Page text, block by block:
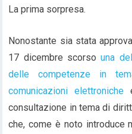
La prima sorpresa.
Nonostante sia stata
17 dicembre scorsouna
delle competenze in
comunicazioni elettroniche
consultazione in tema di
che, come è noto introduce